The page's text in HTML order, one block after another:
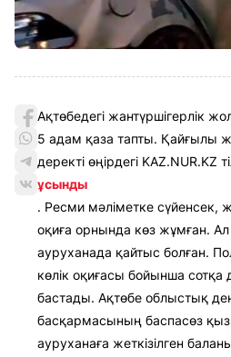
Ақтөбедегі жантүршігерлік
5 адам қаза тапты. Қайғылы
деректі өңірдегі KAZ.NUR.KZ
ұсынды
. Ресми мәліметке сүйенсек,
оқиға орнында көз жұмған.
ауруханада қайтыс болған.
көлік оқиғасы бойынша сотқа
бастады. Ақтөбе облыстық
басқармасының баспасөз
ауруханаға жеткізілген